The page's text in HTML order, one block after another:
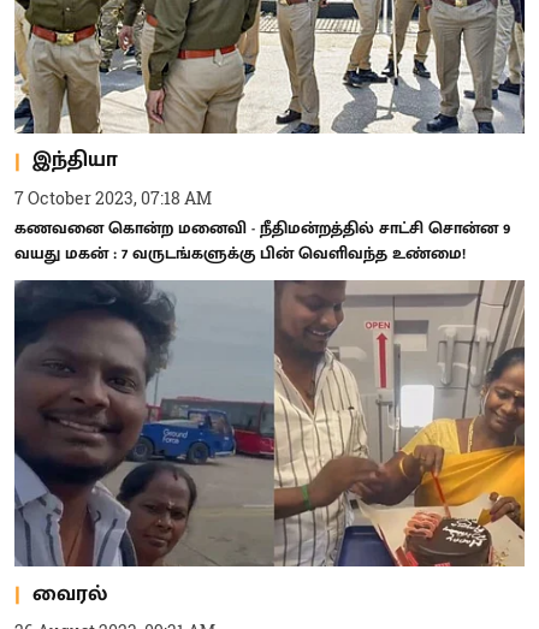
இந்தியா
7 October 2023, 07:18 AM
கணவனை கொன்ற மனைவி - நீதிமன்றத்தில் சாட்சி சொன்ன 9
வயது மகன் : 7 வருடங்களுக்கு பின் வெளிவந்த உண்மை!
வைரல்